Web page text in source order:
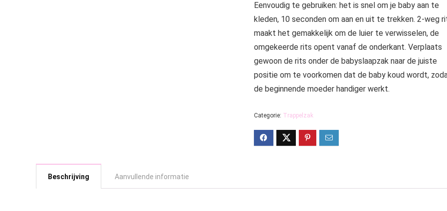
Eenvoudig te gebruiken: het is snel om je baby aan te
kleden, 10 seconden om aan en uit te trekken. 2-weg
maakt het gemakkelijk om de luier te verwisselen, de
omgekeerde rits opent vanaf de onderkant. Verplaats
gewoon de rits onder de babyslaapzak naar de juiste
positie om te voorkomen dat de baby koud wordt,
de beginnende moeder handiger werkt.
Categorie: Trappelzak
Beschrijving Aanvullende informatie